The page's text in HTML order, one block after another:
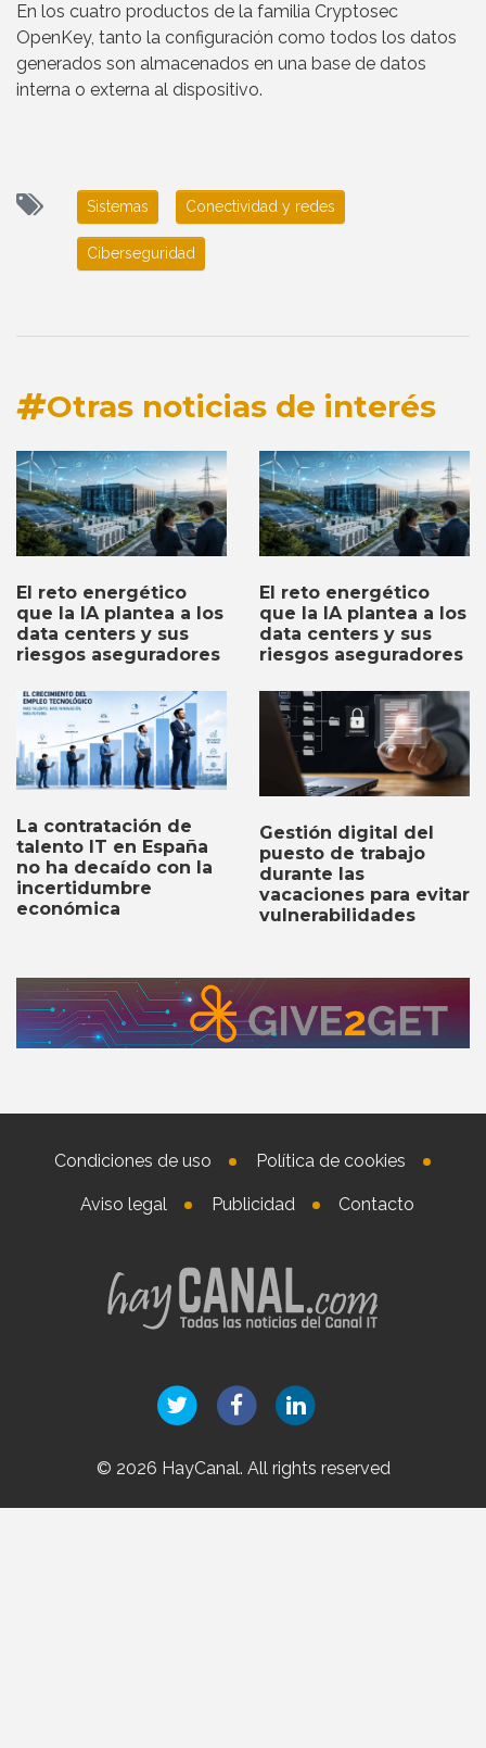
En los cuatro productos de la familia Cryptosec
OpenKey, tanto la configuración como todos los datos
generados son almacenados en una base de datos
interna o externa al dispositivo.
Sistemas Conectividad y redes
Ciberseguridad
Otras noticias de interés
El reto energético
que la IA plantea a los
data centers y sus
riesgos aseguradores
El reto energético
que la IA plantea a los
data centers y sus
riesgos aseguradores
La contratación de
talento IT en España
no ha decaído con la
incertidumbre
económica
Gestión digital del
puesto de trabajo
durante las
vacaciones para evitar
vulnerabilidades
Condiciones de uso Política de cookies
Aviso legal Publicidad Contacto
© 2026 HayCanal. All rights reserved